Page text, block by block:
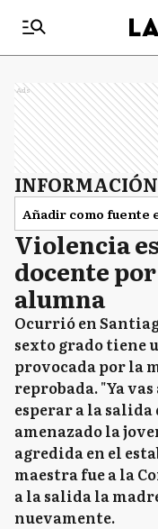
Ads
Añadir como fuente
Violencia
docente
alumna
Ocurrió en
sexto grado tiene
provocada por la
reprobada. "Ya
esperar a la salida
amenazado la
agredida en el
maestra fue a la
a la salida la
nuevamente.